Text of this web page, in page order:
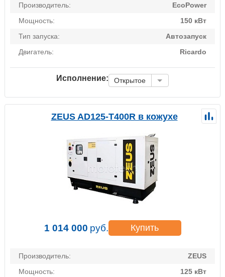
Производитель:
EcoPower
Мощность:
150 кВт
Тип запуска:
Автозапуск
Двигатель:
Ricardo
Исполнение: Открытое
ZEUS AD125-T400R в кожухе
1 014 000 руб. Купить
Производитель:
ZEUS
Мощность:
125 кВт